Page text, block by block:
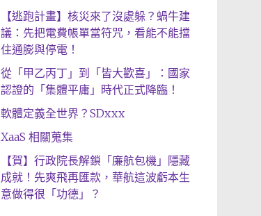
【逃跑計畫】核災來了沒處躲？蝸牛建
議：先把電費帳單當符咒，看能不能擋
住通膨與停電！
從「甲乙丙丁」到「皆大歡喜」：國家
認證的「集體平庸」時代正式降臨！
軟體定義全世界？SDxxx
XaaS 相關蒐集
【賀】行政院長解鎖「廉航包機」隱藏
成就！先爽飛再匯款，華航這波虧本生
意做得很「功德」？